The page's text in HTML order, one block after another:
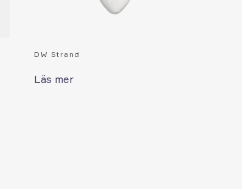
DW Strand
Läs mer